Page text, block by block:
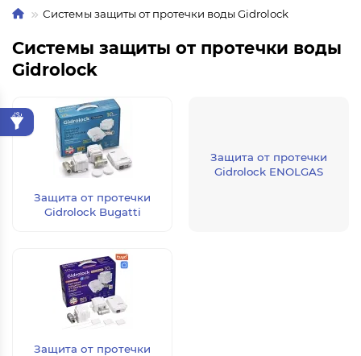
Системы защиты от протечки воды Gidrolock
Системы защиты от протечки воды
Gidrolock
Защита от протечки
Gidrolock Bugatti
Защита от протечки
Gidrolock ENOLGAS
Защита от протечки